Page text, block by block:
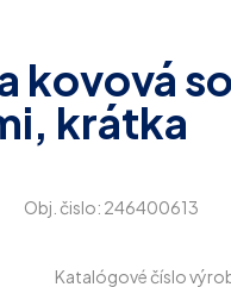
kovová so
krátka
Obj. čislo: 246400613
Katalógové číslo